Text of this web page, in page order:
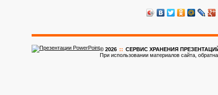
© 2026 :: CЕРВИС ХРАНЕНИЯ ПРЕЗЕНТАЦИЙ
При использовании материалов сайта,